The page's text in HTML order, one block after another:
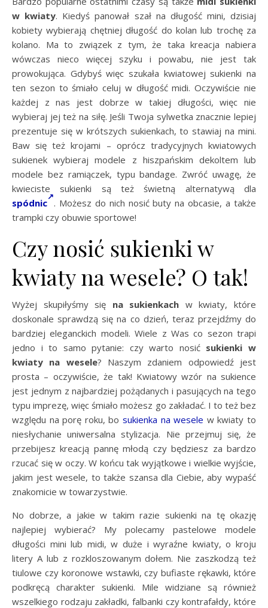
w kwiaty. Kiedyś panował szał na długość mini, dzisiaj
kobiety wybierają chętniej długość do kolan lub trochę za
kolano. Ma to związek z tym, że taka kreacja nabiera
wówczas nieco więcej szyku i powabu, nie jest tak
prowokująca. Gdybyś więc szukała kwiatowej sukienki na
ten sezon to śmiało celuj w długość midi. Oczywiście nie
każdej z nas jest dobrze w takiej długości, więc nie
wybieraj jej też na siłę. Jeśli Twoja sylwetka znacznie lepiej
prezentuje się w krótszych sukienkach, to stawiaj na mini.
Baw się też krojami – oprócz tradycyjnych kwiatowych
sukienek wybieraj modele z hiszpańskim dekoltem lub
modele bez ramiączek, typu bandage. Zwróć uwagę, że
kwieciste sukienki są też świetną alternatywą dla
spódnic . Możesz do nich nosić buty na obcasie, a także
trampki czy obuwie sportowe!
Czy nosić sukienki w
kwiaty na wesele? O tak!
Wyżej skupiłyśmy się na sukienkach w kwiaty, które
doskonale sprawdzą się na co dzień, teraz przejdźmy do
bardziej eleganckich modeli. Wiele z Was co sezon trapi
jedno i to samo pytanie: czy warto nosić sukienki w
kwiaty na wesele? Naszym zdaniem odpowiedź jest
prosta – oczywiście, że tak! Kwiatowy wzór na sukience
jest jednym z najbardziej pożądanych i pasujących na tego
typu imprezę, więc śmiało możesz go zakładać. I to też bez
względu na porę roku, bo sukienka na wesele w kwiaty to
niesłychanie uniwersalna stylizacja. Nie przejmuj się, że
przebijesz kreacją pannę młodą czy będziesz za bardzo
rzucać się w oczy. W końcu tak wyjątkowe i wielkie wyjście,
jakim jest wesele, to także szansa dla Ciebie, aby wypaść
znakomicie w towarzystwie.
No dobrze, a jakie w takim razie sukienki na tę okazję
najlepiej wybierać? My polecamy pastelowe modele
długości mini lub midi, w duże i wyraźne kwiaty, o kroju
litery A lub z rozkloszowanym dołem. Nie zaszkodzą też
tiulowe czy koronowe wstawki, czy bufiaste rękawki, które
podkręcą charakter sukienki. Mile widziane są również
wszelkiego rodzaju zakładki, falbanki czy kontrafałdy, które